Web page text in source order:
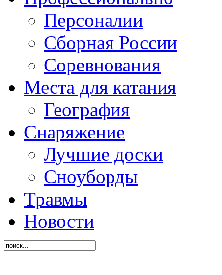
Персоналии
Сборная России
Соревнования
Места для катания
География
Снаряжение
Лучшие доски
Сноуборды
Травмы
Новости